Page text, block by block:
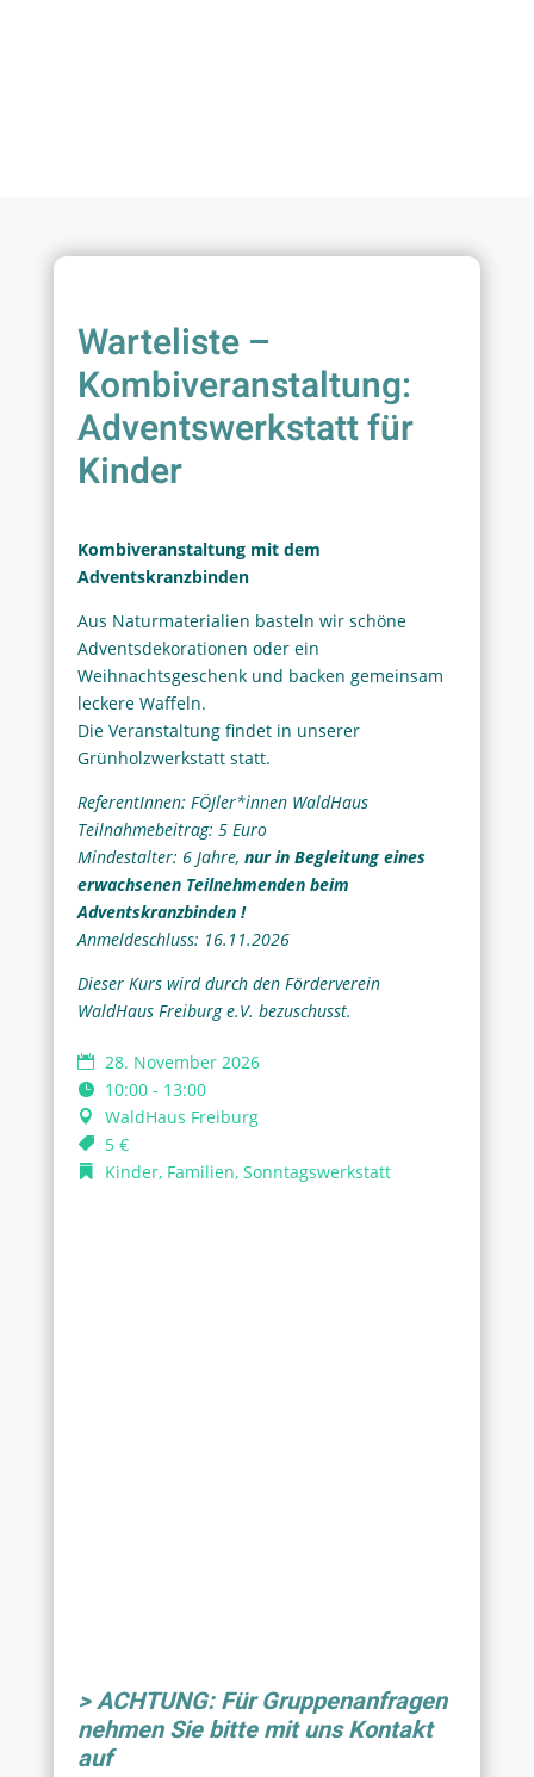
Warteliste –
Kombiveranstaltung:
Adventswerkstatt für
Kinder
Kombiveranstaltung mit dem
Adventskranzbinden
Aus Naturmaterialien basteln wir schöne
Adventsdekorationen oder ein
Weihnachtsgeschenk und backen gemeinsam
leckere Waffeln.
Die Veranstaltung findet in unserer
Grünholzwerkstatt statt.
ReferentInnen: FÖJler*innen WaldHaus
Teilnahmebeitrag: 5 Euro
Mindestalter: 6 Jahre, nur in Begleitung eines
erwachsenen Teilnehmenden beim
Adventskranzbinden !
Anmeldeschluss: 16.11.2026
Dieser Kurs wird durch den Förderverein
WaldHaus Freiburg e.V. bezuschusst.
28. November 2026
10:00 - 13:00
WaldHaus Freiburg
5 €
Kinder, Familien, Sonntagswerkstatt
> ACHTUNG: Für Gruppenanfragen
nehmen Sie bitte mit uns Kontakt
auf